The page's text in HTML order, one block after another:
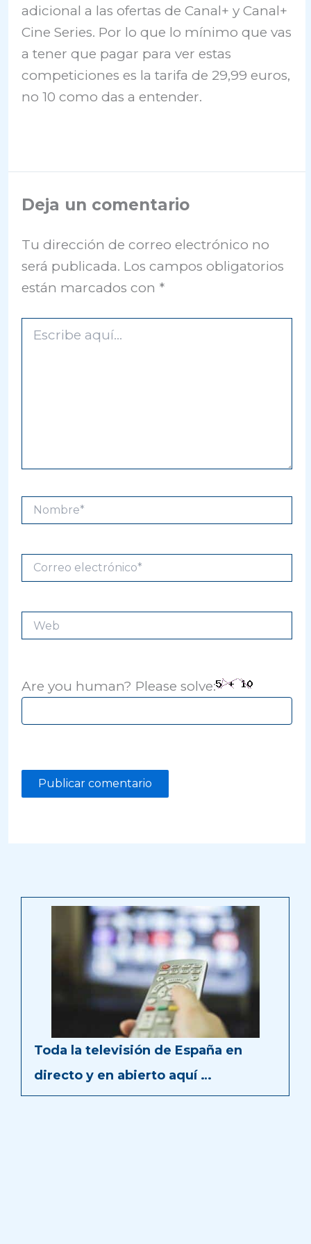
adicional a las ofertas de Canal+ y Canal+
Cine Series. Por lo que lo mínimo que vas
a tener que pagar para ver estas
competiciones es la tarifa de 29,99 euros,
no 10 como das a entender.
Deja un comentario
Tu dirección de correo electrónico no
será publicada. Los campos obligatorios
están marcados con *
aquí...
Nombre*
Correo
electrónico*
Are you human? Please solve:
Toda la televisión de España en
directo y en abierto aquí …